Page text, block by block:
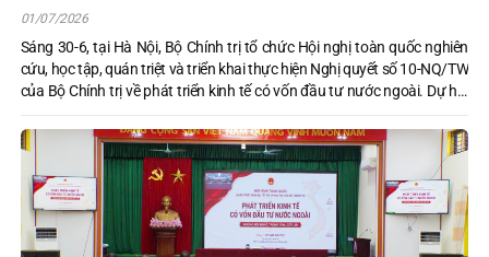
có vốn đầu tư nước ngoài
01/07/2026
Sáng 30-6, tại Hà Nội, Bộ Chính trị tổ chức Hội nghị toàn quốc nghiên
cứu, học tập, quán triệt và triển khai thực hiện Nghị quyết số 10-NQ/TW
của Bộ Chính trị về phát triển kinh tế có vốn đầu tư nước ngoài. Dự hội
nghị có các đồng chí: Tổng Bí thư, Chủ tịch nước Tô Lâm; Thủ tướng
Chính phủ Lê Minh Hưng; Chủ tịch Quốc hội Trần Thanh Mẫn; Thường
trực Ban Bí thư Trần Cẩm Tú… Hội nghị được kết nối trực tuyến đến các
tỉnh, thành ủy, các xã, phường.